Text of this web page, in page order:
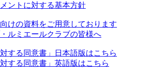
ントに対する基本方針
けの資料をご用意しております
ルミエールクラブの皆様へ
する同意書」日本語版はこちら
する同意書」英語版はこちら